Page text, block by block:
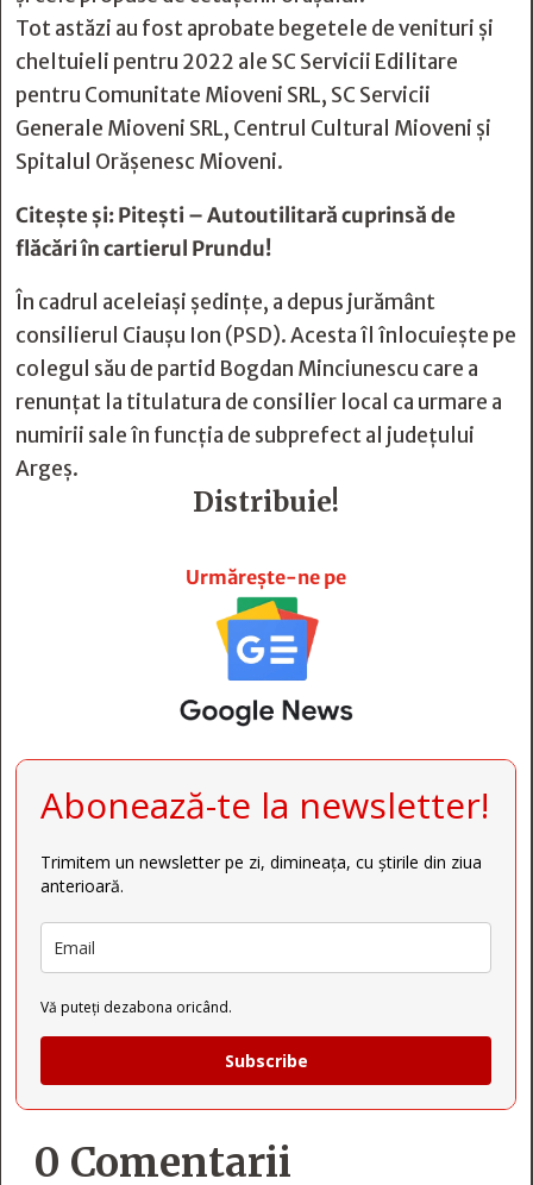
Tot astăzi au fost aprobate begetele de venituri și
cheltuieli pentru 2022 ale SC Servicii Edilitare
pentru Comunitate Mioveni SRL, SC Servicii
Generale Mioveni SRL, Centrul Cultural Mioveni și
Spitalul Orășenesc Mioveni.
Citește și:Pitești – Autoutilitară cuprinsă de
flăcări în cartierul Prundu!
În cadrul aceleiași ședințe, a depus jurământ
consilierul Ciaușu Ion (PSD). Acesta îl înlocuiește pe
colegul său de partid Bogdan Minciunescu care a
renunțat la titulatura de consilier local ca urmare a
numirii sale în funcția de subprefect al județului
Argeș.
Distribuie!
Urmărește-ne pe
Abonează-te la newsletter!
Trimitem un newsletter pe zi, dimineața, cu știrile din ziua
anterioară.
Vă puteți dezabona oricând.
Subscribe
0 Comentarii